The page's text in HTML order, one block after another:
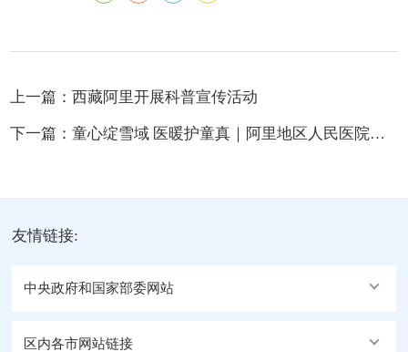
上一篇：西藏阿里开展科普宣传活动
下一篇： 童心绽雪域 医暖护童真｜阿里地区人民医院儿科开展六一儿童节暖心关爱活动
友情链接:
中央政府和国家部委网站
区内各市网站链接